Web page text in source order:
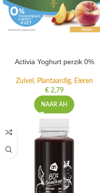
Activia Yoghurt perzik 0%
Zuivel, Plantaardig, Eieren
€2,79
NAAR AH